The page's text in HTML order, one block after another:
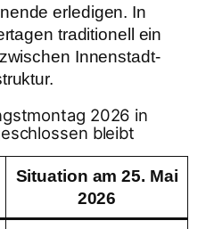
erledigen. In
traditionell ein
Innenstadt-
2026 in
bleibt
Situation am 25. Mai
2026